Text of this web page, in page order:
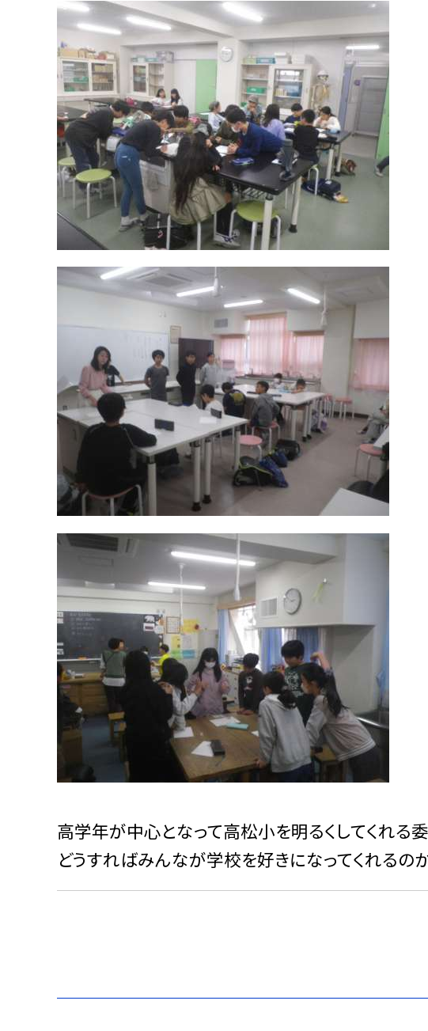
高学年が中心となって高松小を明るくしてくれる
どうすればみんなが学校を好きになってくれるの